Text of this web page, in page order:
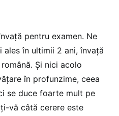
pentru examen. Ne
ales în ultimii 2 ani, învață
Și nici acolo
în profunzime, ceea
se duce foarte mult pe
vă câtă cerere este